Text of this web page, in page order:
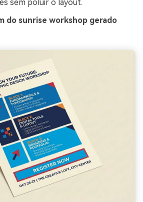
sem poluir o layout.
do sunrise workshop gerado